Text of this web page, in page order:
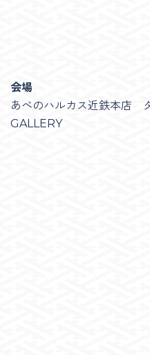
会場
あべのハルカス近鉄本店
GALLERY